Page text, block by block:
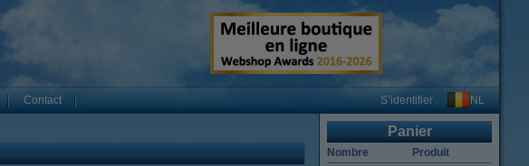
Contact S’identifier NL
Panier
Nombre Produit